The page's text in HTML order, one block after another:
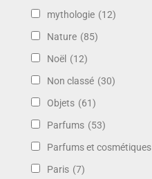
mythologie (12)
Nature (85)
Noël (12)
Non classé (30)
Objets (61)
Parfums (53)
Parfums et cosmétiques
Paris (7)